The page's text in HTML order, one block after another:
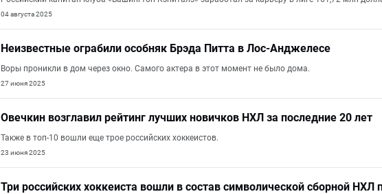
04 августа 2025
Неизвестные ограбили особняк Брэда Питта в Лос-Анджелесе
Воры проникли в дом через окно. Самого актера в этот момент не было дома.
27 июня 2025
Овечкин возглавил рейтинг лучших новичков НХЛ за последние 20 лет
Также в топ-10 вошли еще трое российских хоккеистов.
23 июня 2025
Три российских хоккеиста вошли в состав символической сборной НХЛ